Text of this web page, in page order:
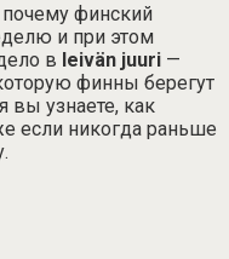
финский
и при этом
в leivän juuri —
финны берегут
вы узнаете, как
если никогда раньше